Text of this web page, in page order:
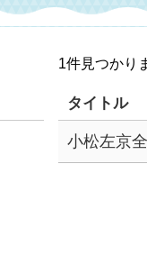
1件見つかり
タイトル
小松左京
集長イン